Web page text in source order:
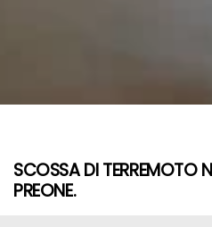
SCOSSA DI TERREMOTO
PREONE.